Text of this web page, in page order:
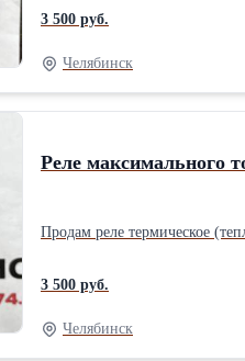
3 500 руб.
Челябинск
Реле максимального
Продам реле термическое
3 500 руб.
Челябинск